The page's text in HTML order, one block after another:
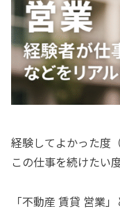
経験してよかった
この仕事を続けた
「不動産 賃貸 営業